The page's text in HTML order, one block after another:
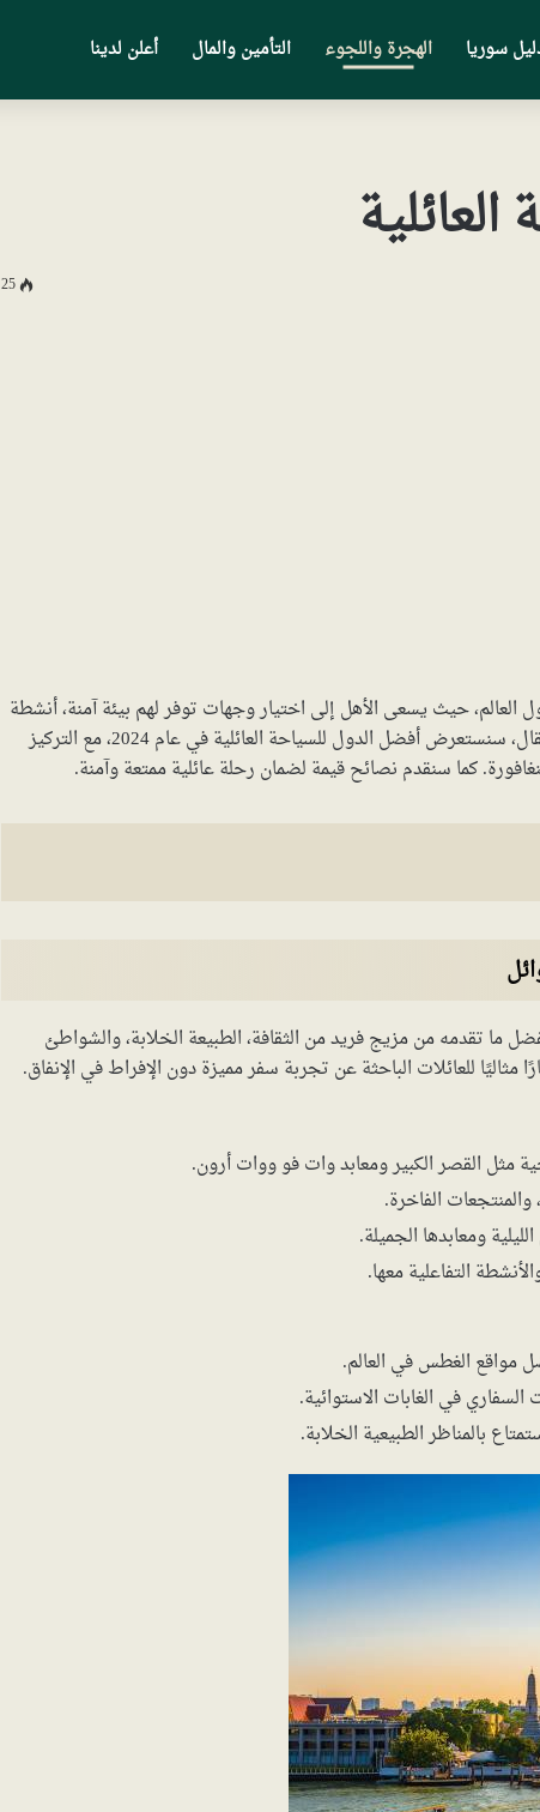
سوريا الهجرة واللجوء التأمين والمال أعلن لدينا
25
العالم، حيث يسعى الأهل إلى اختيار وجهات توفر لهم بيئة آمنة، أنشطة
ممتعة لجميع أفراد الأسرة، وتكاليف معقولة. في هذا المقال، سنستعرض أفضل الدول للسياحة العائلية في عام 2024، مع التركيز
كما سنقدم نصائح قيمة لضمان رحلة عائلية ممتعة وآمنة.
ما تقدمه من مزيج فريد من الثقافة، الطبيعة الخلابة، والشواطئ
مثاليًا للعائلات الباحثة عن تجربة سفر مميزة دون الإفراط في الإنفاق.
مثل القصر الكبير ومعابد وات فو ووات أرون.
والمنتجعات الفاخرة.
ومعابدها الجميلة.
التفاعلية معها.
مواقع الغطس في العالم.
في الغابات الاستوائية.
بالمناظر الطبيعية الخلابة.